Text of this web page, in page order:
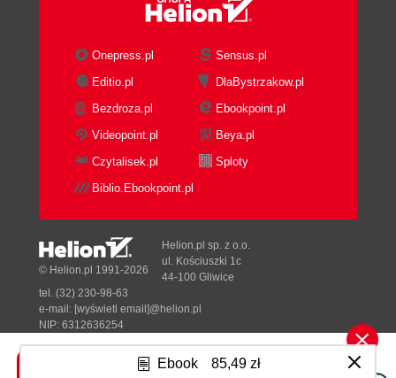
Ebook 85,49 zł
Onepress.pl
Sensus.pl
Editio.pl
DlaBystrzakow.pl
Bezdroza.pl
Ebookpoint.pl
Videopoint.pl
Beya.pl
Czytalisek.pl
Sploty
Biblio.Ebookpoint.pl
Tonik.pl
© Helion.pl 1991-2026
Helion.pl sp. z o.o.
ul. Kościuszki 1c
44-100 Gliwice
tel. (32) 230-98-63
e-mail: [wyświetl email]@helion.pl
NIP: 6312636254